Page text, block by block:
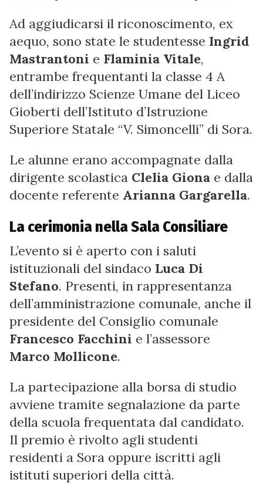
Ad aggiudicarsi il riconoscimento, ex
aequo, sono state le studentesse Ingrid
Mastrantoni e Flaminia Vitale,
entrambe frequentanti la classe 4 A
dell’indirizzo Scienze Umane del Liceo
Gioberti dell’Istituto d’Istruzione
Superiore Statale “V. Simoncelli” di Sora.
Le alunne erano accompagnate dalla
dirigente scolastica Clelia Giona e dalla
docente referente Arianna Gargarella.
La cerimonia nella Sala Consiliare
L’evento si è aperto con i saluti
istituzionali del sindaco Luca Di
Stefano. Presenti, in rappresentanza
dell’amministrazione comunale, anche il
presidente del Consiglio comunale
Francesco Facchini e l’assessore
Marco Mollicone.
La partecipazione alla borsa di studio
avviene tramite segnalazione da parte
della scuola frequentata dal candidato.
Il premio è rivolto agli studenti
residenti a Sora oppure iscritti agli
istituti superiori della città.